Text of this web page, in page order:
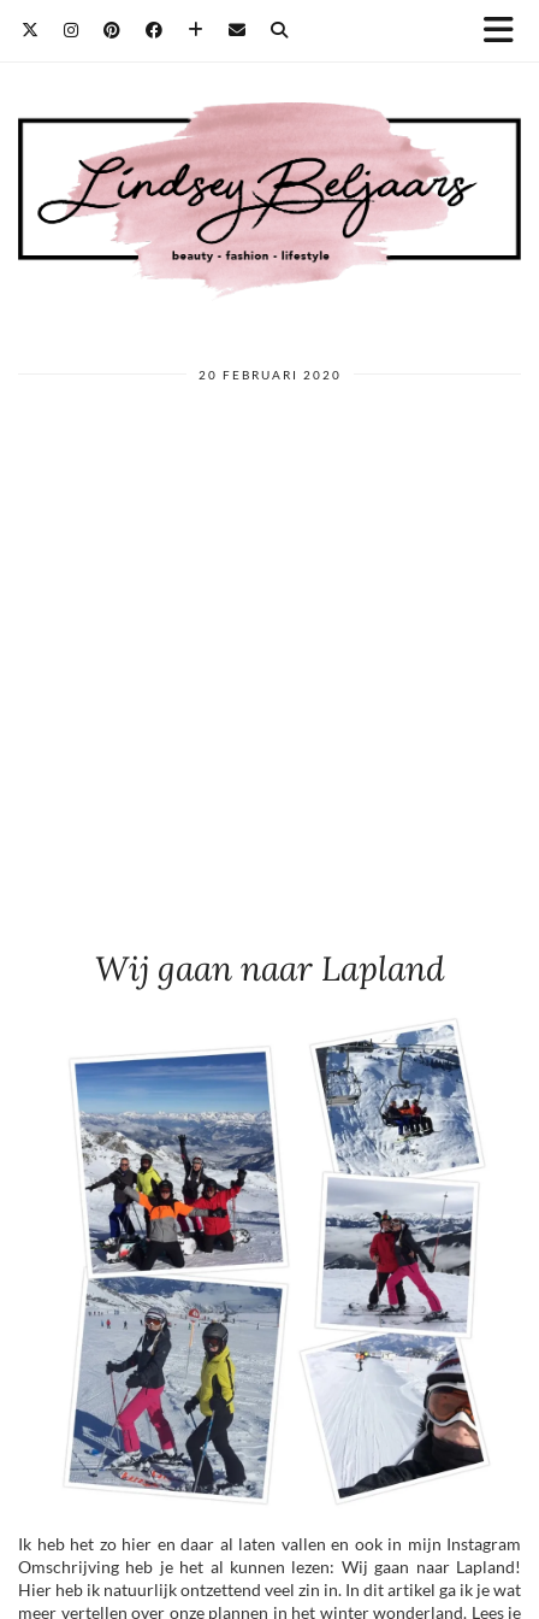
20 FEBRUARI 2020
Wij gaan naar Lapland
Ik heb het zo hier en daar al laten vallen en ook in mijn Instagram
Omschrijving heb je het al kunnen lezen: Wij gaan naar Lapland!
Hier heb ik natuurlijk ontzettend veel zin in. In dit artikel ga ik je wat
meer vertellen over onze plannen in het winter wonderland. Lees je